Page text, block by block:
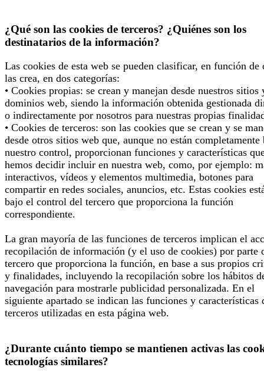
¿Qué son las cookies de terceros? ¿Quiénes son los
destinatarios de la información?
Las cookies de esta web se pueden clasificar, en función de
las crea, en dos categorías:
• Cookies propias: se crean y manejan desde nuestros sitios
dominios web, siendo la información obtenida gestionada
o indirectamente por nosotros para nuestras propias
• Cookies de terceros: son las cookies que se crean y se
desde otros sitios web que, aunque no están completamente
nuestro control, proporcionan funciones y características
hemos decidir incluir en nuestra web, como, por ejemplo:
interactivos, vídeos y elementos multimedia, botones para
compartir en redes sociales, anuncios, etc. Estas cookies
bajo el control del tercero que proporciona la función
correspondiente.
La gran mayoría de las funciones de terceros implican el
recopilación de información (y el uso de cookies) por parte
tercero que proporciona la función, en base a sus propios
y finalidades, incluyendo la recopilación sobre los hábitos
navegación para mostrarle publicidad personalizada. En el
siguiente apartado se indican las funciones y características
terceros utilizadas en esta página web.
¿Durante cuánto tiempo se mantienen activas las
tecnologías similares?